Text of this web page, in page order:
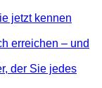
jetzt kennen
erreichen – und
der Sie jedes